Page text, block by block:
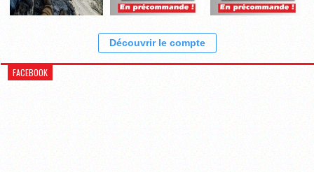
Découvrir le compte
FACEBOOK